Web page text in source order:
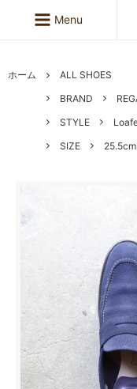
Menu
ホーム
ALL SHOES
BRAND
STYLE
SIZE